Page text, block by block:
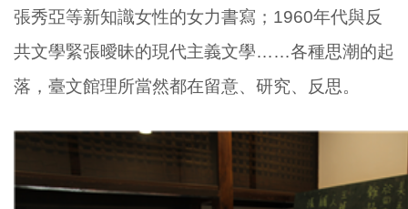
張秀亞等新知識女性的女力書寫； 1960年代與反
共文學緊張曖昧的現代主義文學……各種思潮的起
落，臺文館理所當然都在留意、研究、反思。